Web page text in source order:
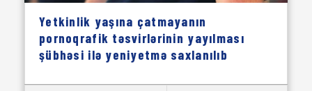
Yetkinlik yaşına çatmayanın
pornoqrafik təsvirlərinin yayılması
şübhəsi ilə yeniyetmə saxlanılıb